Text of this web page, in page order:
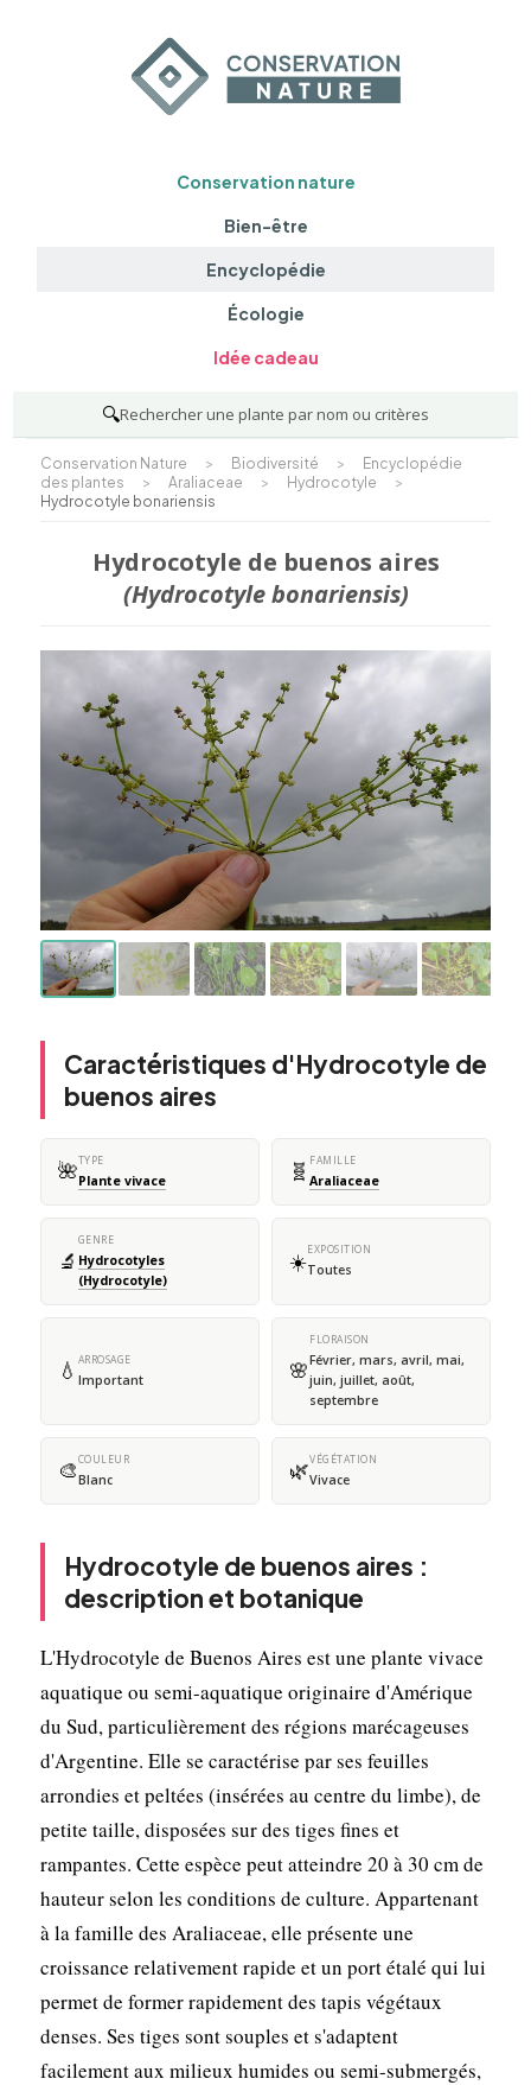
Conservation nature
Bien-être
Encyclopédie
Écologie
Idée cadeau
🔍Rechercher une plante par nom ou critères
Conservation Nature > Biodiversité >
Encyclopédie
des plantes
> Araliaceae > Hydrocotyle
>
Hydrocotyle bonariensis
Hydrocotyle de buenos aires
(Hydrocotyle bonariensis)
Caractéristiques d'Hydrocotyle de
buenos aires
🌺TYPE
Plante vivace 🧬 FAMILLE
Araliaceae
🔬
GENRE
Hydrocotyles
(Hydrocotyle)
☀️EXPOSITION
Toutes
💧 ARROSAGE
Important 🌸
FLORAISON
Février, mars, avril, mai,
juin, juillet, août,
septembre
🎨COULEUR
Blanc 🌿VÉGÉTATION
Vivace
Hydrocotyle de buenos aires :
description et botanique
L'Hydrocotyle de Buenos Aires est une plante vivace
aquatique ou semi-aquatique originaire d'Amérique
du Sud, particulièrement des régions marécageuses
d'Argentine. Elle se caractérise par ses feuilles
arrondies et peltées (insérées au centre du limbe), de
petite taille, disposées sur des tiges fines et
rampantes. Cette espèce peut atteindre 20 à 30 cm de
hauteur selon les conditions de culture. Appartenant
à la famille des Araliaceae, elle présente une
croissance relativement rapide et un port étalé qui lui
permet de former rapidement des tapis végétaux
denses. Ses tiges sont souples et s'adaptent
facilement aux milieux humides ou semi-submergés,